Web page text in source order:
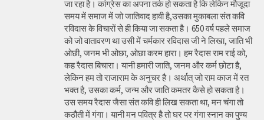
जा रहा है। कांग्रेस का अपना तर्क हो सकता है कि लेकिन मौजूदा
समय में समाज में जो जातिवाद हावी है,उसका मुकाबला संत कवि
रविदास के विचारों से ही किया जा सकता है। 650 वर्ष पहले समाज
को जो वातावरण था उसी में चर्मकार रविदास जी ने लिखा, जाति भी
ओछी, जनम भी ओछा, ओछा करम हारा। हम रैदास राम राई को,
कह रैदास बिचारा। यानी हमारी जाति, जनम और कर्म छोटा है,
लेकिन हम तो राजाराम के अनुचर है। अर्थात् जो राम काज में रत
भक्त है, उसका कर्म, जन्म और जाति कमतर कैसे हो सकता है।
उस समय रैदास जैसा संत कवि ही लिख सकता था, मन चंगा तो
कठौती में गंगा। यानी मन पवित्र है तो घर पर गंगा स्नान का पुण्य